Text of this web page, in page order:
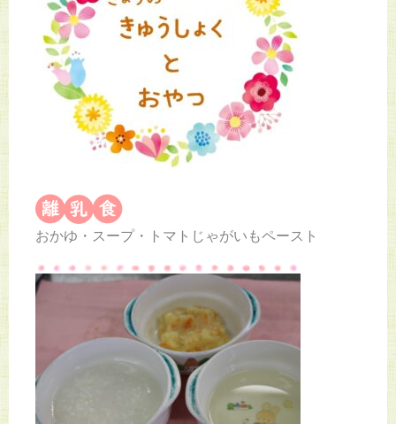
おかゆ・スープ・トマトじゃがいもペースト